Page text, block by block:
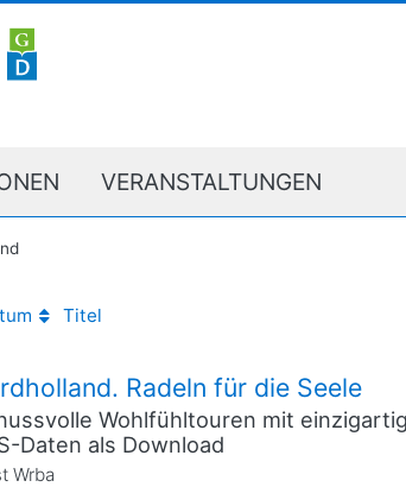
VERANSTALTUNGEN
Titel
Radeln für die Seele
Wohlfühltouren mit
Daten als Download
Wrba